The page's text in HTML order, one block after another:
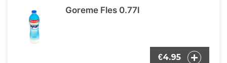
Goreme Fles 0.77l
€4.95